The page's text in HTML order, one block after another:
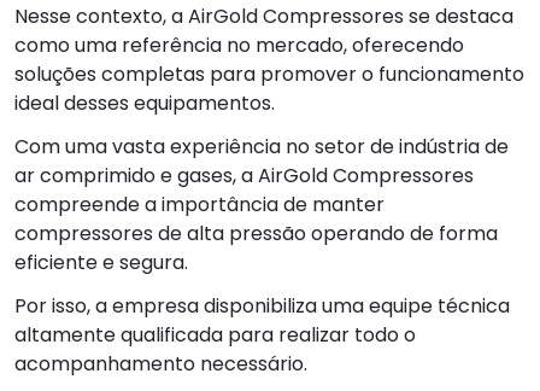
Nesse contexto, a AirGold Compressores se destaca
como uma referência no mercado, oferecendo
soluções completas para promover o funcionamento
ideal desses equipamentos.
Com uma vasta experiência no setor de indústria de
ar comprimido e gases, a AirGold Compressores
compreende a importância de manter
compressores de alta pressão operando de forma
eficiente e segura.
Por isso, a empresa disponibiliza uma equipe técnica
altamente qualificada para realizar todo o
acompanhamento necessário.